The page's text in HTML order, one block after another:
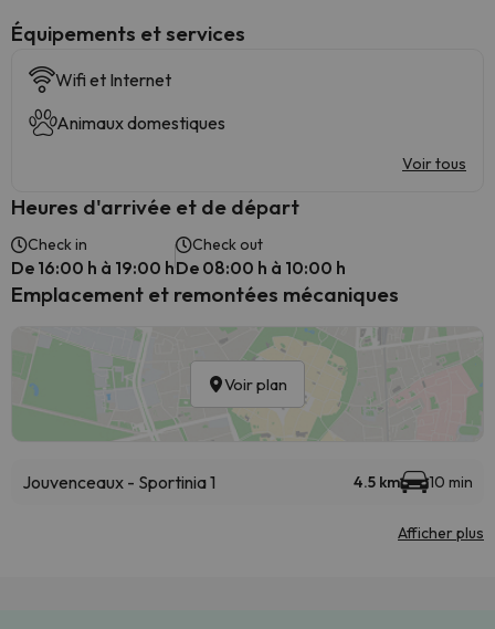
​Équipements et services
Wifi et Internet
Animaux domestiques
Voir tous
Heures d'arrivée et de départ
Check in
De 16:00 h à 19:00 h
Check out
De 08:00 h à 10:00 h
Emplacement et remontées mécaniques
Voir plan
Jouvenceaux - Sportinia 1 4.5 km 10 min
Afficher plus